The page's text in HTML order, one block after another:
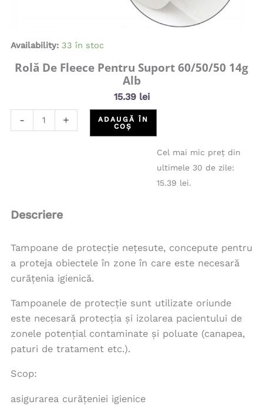
Rolă De Fleece Pentru Suport 60/50/50 14g
Alb
15.39 lei
Availability: 33 în stoc
- +
ADAUGĂ ÎN
COȘ
Cel mai mic preț din
ultimele 30 de zile:
15.39 lei.
Descriere
Tampoane de protecție nețesute, concepute pentru
a proteja obiectele în zone în care este necesară
curățenia igienică.
Tampoanele de protecție sunt utilizate oriunde
este necesară protecția și izolarea pacientului de
zonele potențial contaminate și poluate (canapea,
paturi de tratament etc.).
Scop:
asigurarea curățeniei igienice